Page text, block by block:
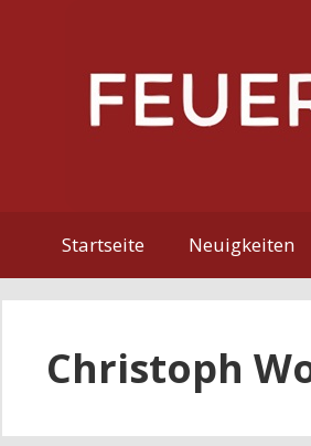
Startseite Neuigkeiten
Christoph